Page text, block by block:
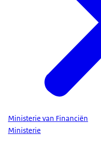
Ministerie van Financiën
Ministerie